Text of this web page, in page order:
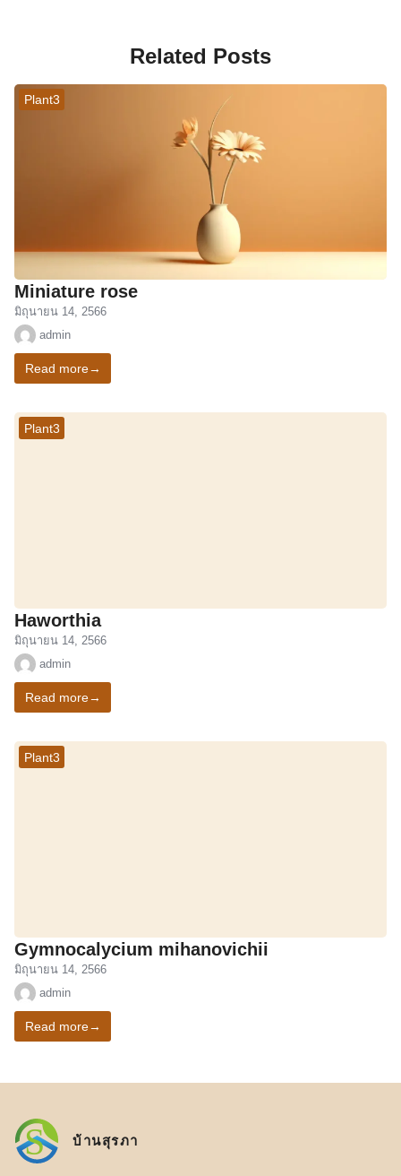
Related Posts
Plant3
Miniature rose
มิถุนายน 14, 2566
admin
Read more→
Plant3
Haworthia
มิถุนายน 14, 2566
admin
Read more→
Plant3
Gymnocalycium mihanovichii
มิถุนายน 14, 2566
admin
Read more→
S บ้านสุรภา